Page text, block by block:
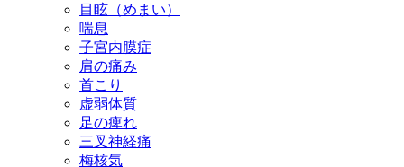
目眩（めまい）
喘息
子宮内膜症
肩の痛み
首こり
虚弱体質
足の痺れ
三叉神経痛
梅核気